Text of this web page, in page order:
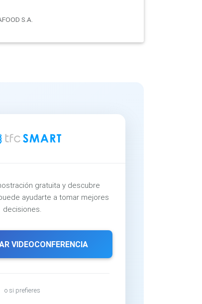
S.A.
gratuita y descubre
ayudarte a tomar mejores
decisiones.
VIDEOCONFERENCIA
o si prefieres